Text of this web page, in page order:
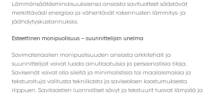
Lämmönsäätöominaisuuksiensa ansiosta savituotteet säästävät
merkittävästi energiaa ja vähentävät rakennusten lämmitys- ja
jäähdytyskustannuksia.
Esteettinen monipuolisuus – suunnittelijan unelma
Savimateriaalien monipuolisuuden ansiosta arkkitehdit ja
suunnittelijat voivat luoda ainutlaatuisia ja persoonallisia tiloja.
Saviseinät voivat olla sileitä ja minimalistisia tai maalaismaisia ​​ja
teksturoituja valitusta tekniikasta ja saviseoksen koostumuksesta
riippuen. Savilaastien luonnolliset sävyt ja tekstuurit tuovat lämpöä ja